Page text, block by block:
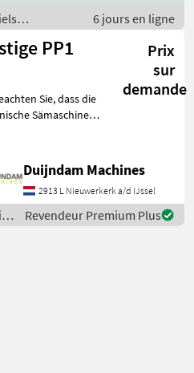
/ Autres
6 jours en ligne
PP1
Prix
sur
demande
Sie, dass die
Sämaschine
Kompostblöcke
werden
Topfpress
Duijndam Machines
2913 L Nieuwerkerk a/d IJssel
Revendeur Premium Plus